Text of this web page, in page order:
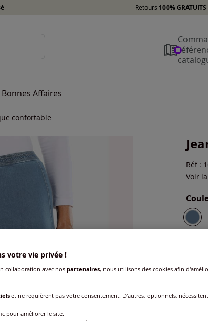
Retours 100%
Bonnes Affaires
confortable
Réf :
Voir
votre vie privée !
collaboration avec nos partenaires, nous utilisons des cookies afin
et ne requièrent pas votre consentement. D'autres, optionnels,
pour améliorer le site.